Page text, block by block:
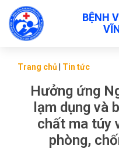
BỆNH
Trang chủ Tin tức
Hưởng ứng
lạm dụng và
chất ma túy
phòng,